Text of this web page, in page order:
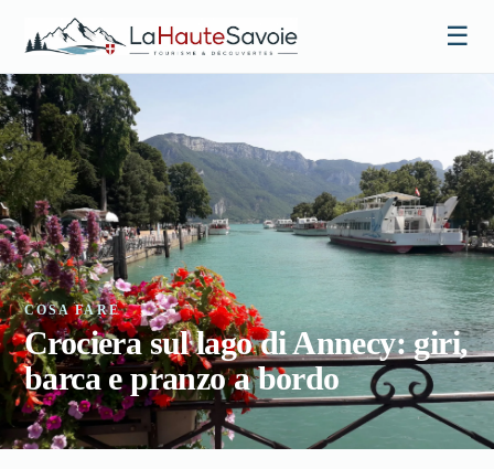
☰
COSA FARE
Crociera sul lago di Annecy: giri,
barca e pranzo a bordo